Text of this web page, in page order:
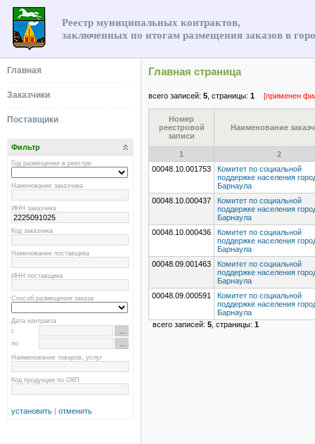
Реестр муниципальных контрактов,
заключенных по итогам размещения заказов в
Главная
Заказчики
Поставщики
Фильтр
Год размещения в реестре
Наменование заказчика
ИНН заказчика
Код заказчика
Наменование поставщика
ИНН поставщика
Способ размещения заказа
Дата контракта
с
по
Наименование товаров, услуг
Код продукции по ОКП
установить | отменить
Главная страница
всего записей: 5 , страницы: 1 [применен
Номер
реестровой
записи
Наименование
1
2
00048.10.001753
Комитет по социальной
поддержке населения
Барнаула
00048.10.000437
Комитет по социальной
поддержке населения
Барнаула
00048.10.000436
Комитет по социальной
поддержке населения
Барнаула
00048.09.001463
Комитет по социальной
поддержке населения
Барнаула
00048.09.000591
Комитет по социальной
поддержке населения
Барнаула
всего записей: 5 , страницы: 1